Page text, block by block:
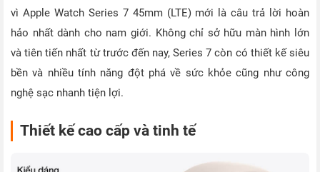
vì Apple Watch Series 7 45mm (LTE) mới là câu trả lời hoàn
hảo nhất dành cho nam giới. Không chỉ sở hữu màn hình lớn
và tiên tiến nhất từ trước đến nay, Series 7 còn có thiết kế siêu
bền và nhiều tính năng đột phá về sức khỏe cũng như công
nghệ sạc nhanh tiện lợi.
Thiết kế cao cấp và tinh tế